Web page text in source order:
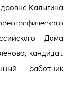
Калыгина
Дома
кандидат
работник